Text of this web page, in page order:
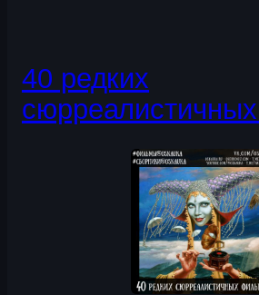
40 редких